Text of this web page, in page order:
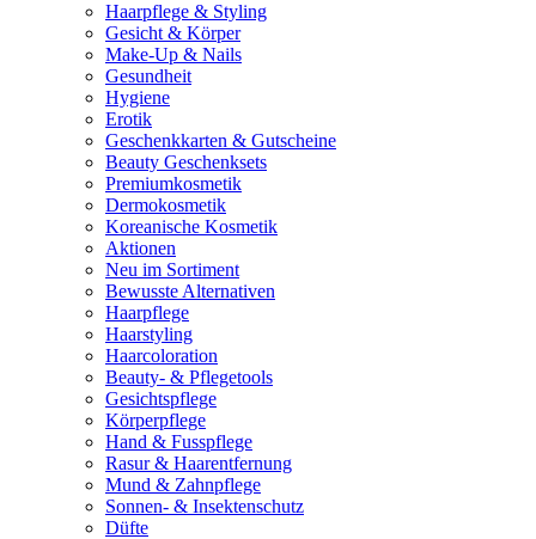
Haarpflege & Styling
Gesicht & Körper
Make-Up & Nails
Gesundheit
Hygiene
Erotik
Geschenkkarten & Gutscheine
Beauty Geschenksets
Premiumkosmetik
Dermokosmetik
Koreanische Kosmetik
Aktionen
Neu im Sortiment
Bewusste Alternativen
Haarpflege
Haarstyling
Haarcoloration
Beauty- & Pflegetools
Gesichtspflege
Körperpflege
Hand & Fusspflege
Rasur & Haarentfernung
Mund & Zahnpflege
Sonnen- & Insektenschutz
Düfte